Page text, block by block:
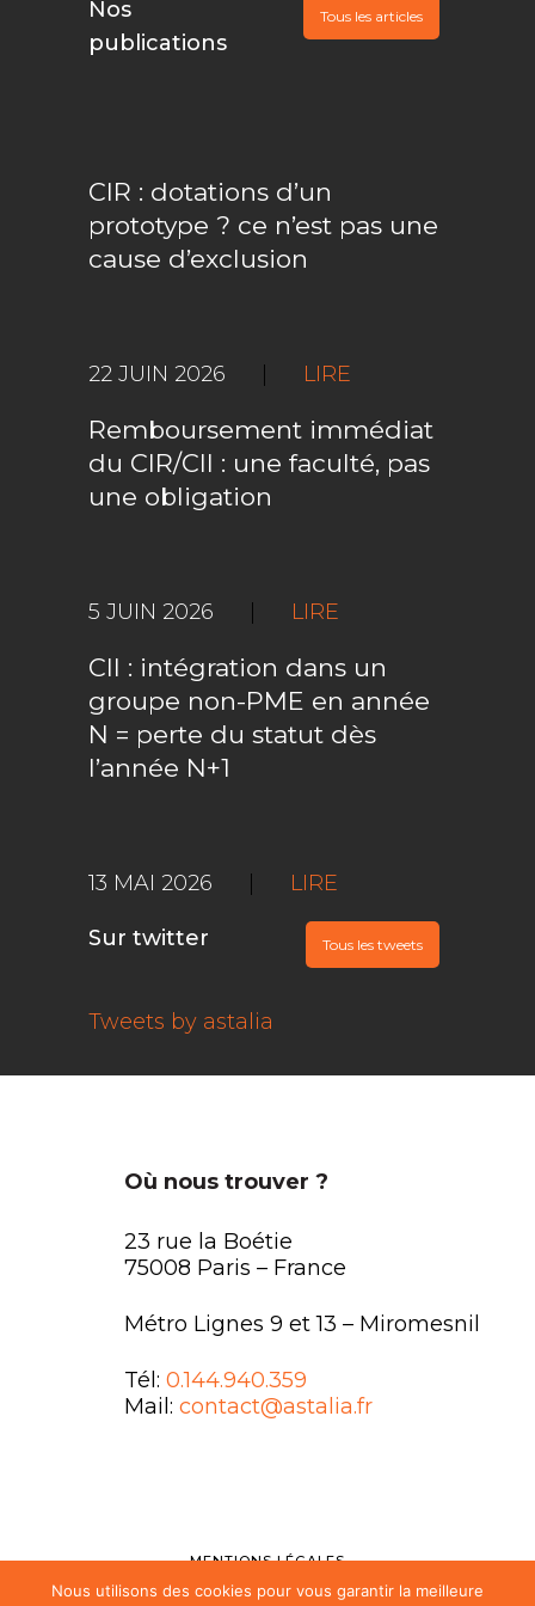
Nos
publications
Tous les articles
CIR : dotations d’un
prototype ? ce n’est pas une
cause d’exclusion
22 JUIN 2026 LIRE
Remboursement immédiat
du CIR/CII : une faculté, pas
une obligation
5 JUIN 2026 LIRE
CII : intégration dans un
groupe non-PME en année
N = perte du statut dès
l’année N+1
13 MAI 2026 LIRE
Sur twitter Tous les tweets
Tweets by astalia
Où nous trouver ?
23 rue la Boétie
75008 Paris – France
Métro Lignes 9 et 13 – Miromesnil
Tél: 0.144.940.359
Mail: contact@astalia.fr
MENTIONS LÉGALES
Nous utilisons des cookies pour vous garantir la meilleure